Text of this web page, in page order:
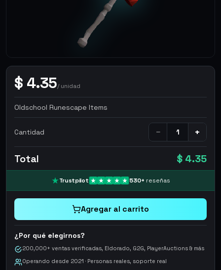
$ 4.35/unidad
Oldschool Runescape Items
Cantidad − +
Total $ 4.35
Trustpilot 530+ reseñas
Agregar al carrito
¿Por qué elegirnos?
200,000+ ventas verificadas, Eldorado, G2G, PlayerAuctions & más
Operando desde 2021 · Personas reales, soporte real